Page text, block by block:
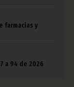
farmacias y
a 94 de 2026